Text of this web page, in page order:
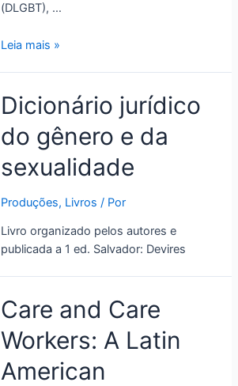
(DLGBT), …
Leia mais »
Dicionário jurídico
do gênero e da
sexualidade
Produções, Livros / Por
Livro organizado pelos autores e
publicada a 1 ed. Salvador: Devires
Care and Care
Workers: A Latin
American
Care
and
Care
A